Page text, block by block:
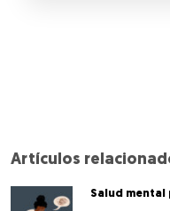
Artículos
Salud